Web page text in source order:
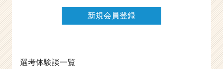
が
届
く
新規会員登録
選考体験談一覧